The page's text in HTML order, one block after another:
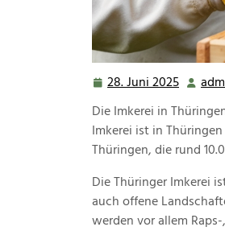
28. Juni 2025 28.
Juni
2025
Die Imkerei in
Imkerei ist in
Thüringen, die rund
Die Thüringer Imkerei
auch offene
werden vor allem